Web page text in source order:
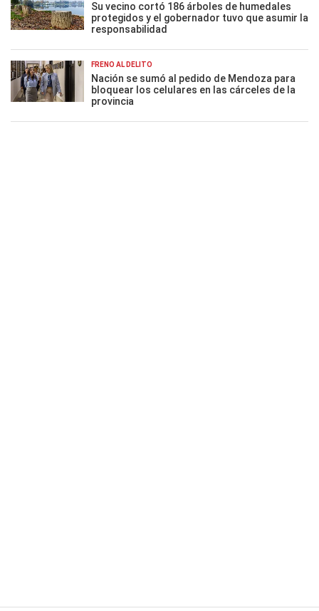
Su vecino cortó 186 árboles de humedales
protegidos y el gobernador tuvo que asumir la
responsabilidad
FRENO AL DELITO
Nación se sumó al pedido de Mendoza para
bloquear los celulares en las cárceles de la
provincia